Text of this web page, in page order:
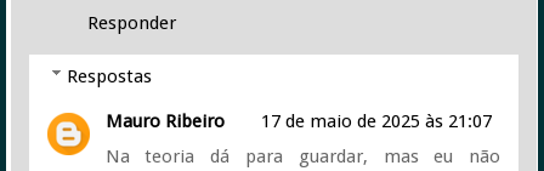
Responder
Respostas
Mauro Ribeiro
17 de maio de 2025 às 21:07
Na teoria dá para guardar, mas eu não